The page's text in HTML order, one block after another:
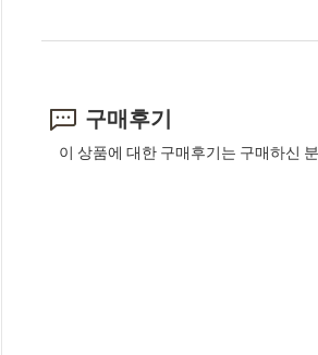
구매후기
이 상품에 대한 구매후기는 구매하신